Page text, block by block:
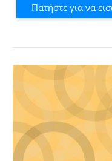
Πατήστε για να